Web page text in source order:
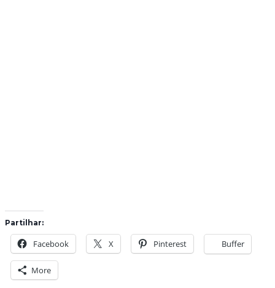
Partilhar:
Facebook X Pinterest Buffer
More